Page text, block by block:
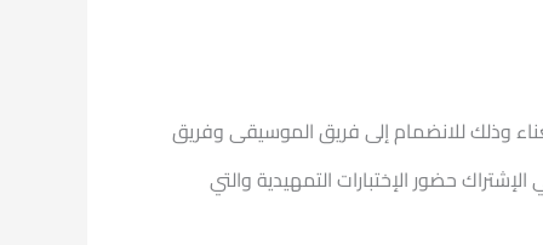
وذلك للانضمام إلى فريق الموسيقى وفريق
وزارة الشباب والرياضة للعام الجامعي 2024/2025 وعلى من يرغب في الإشتراك حضور الإختبارات التمهيدية والتي